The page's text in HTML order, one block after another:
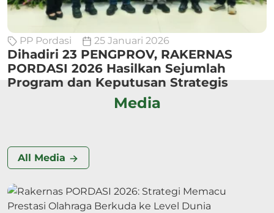
PP Pordasi 25 Januari 2026
Dihadiri 23 PENGPROV, RAKERNAS
PORDASI 2026 Hasilkan Sejumlah
Program dan Keputusan Strategis
Media
All Media